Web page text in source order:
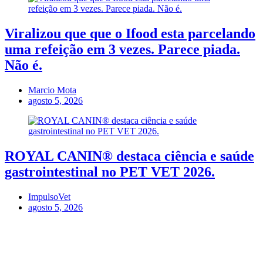
Viralizou que que o Ifood esta parcelando
uma refeição em 3 vezes. Parece piada.
Não é.
Marcio Mota
agosto 5, 2026
ROYAL CANIN® destaca ciência e saúde
gastrointestinal no PET VET 2026.
ImpulsoVet
agosto 5, 2026